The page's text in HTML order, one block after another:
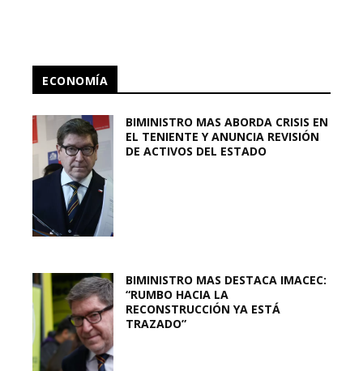
ECONOMÍA
BIMINISTRO MAS ABORDA CRISIS EN
EL TENIENTE Y ANUNCIA REVISIÓN
DE ACTIVOS DEL ESTADO
BIMINISTRO MAS DESTACA IMACEC:
“RUMBO HACIA LA
RECONSTRUCCIÓN YA ESTÁ
TRAZADO”